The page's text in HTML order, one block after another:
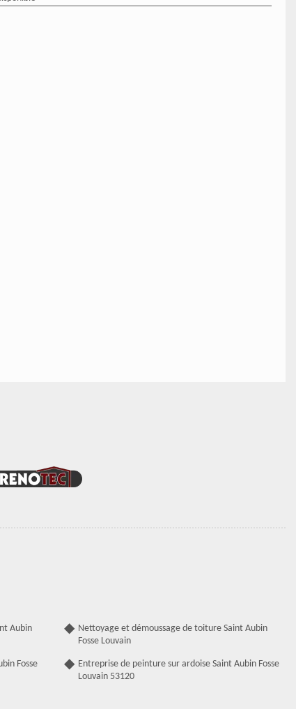
Aubin
Fosse
Nettoyage et démoussage de toiture Saint Aubin
Fosse Louvain
Entreprise de peinture sur ardoise Saint Aubin Fosse
Louvain 53120